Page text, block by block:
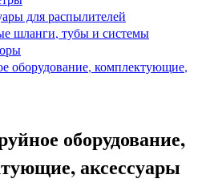
для распылителей
шланги, тубы и системы
оборудование, комплектующие,
оборудование,
аксессуары